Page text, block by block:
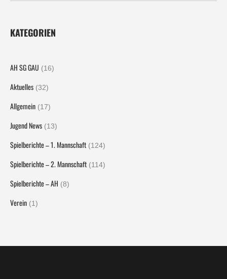
KATEGORIEN
AH SG GAU (16)
Aktuelles (32)
Allgemein (17)
Jugend News (13)
Spielberichte – 1. Mannschaft (124)
Spielberichte – 2. Mannschaft (114)
Spielberichte – AH (8)
Verein (1)